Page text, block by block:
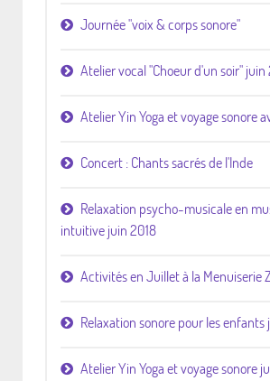
Journée "voix & corps sonore"
Atelier vocal "Choeur d'un soir" juin
Atelier Yin Yoga et voyage sonore
Concert : Chants sacrés de l'Inde
Relaxation psycho-musicale en
intuitive juin 2018
Activités en Juillet à la Menuiserie
Relaxation sonore pour les enfants
Atelier Yin Yoga et voyage sonore